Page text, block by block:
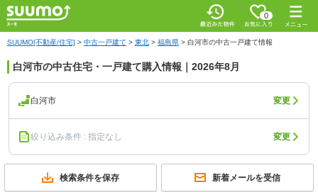
0
SUUMO[不動産/住宅] > 中古一戸建て > 東北 > 福島県 > 白河市の中古一戸建て情報
白河市の中古住宅・一戸建て購入情報｜2026年8月
白河市 変更
絞り込み条件 : 指定なし 変更
検索条件を保存 新着メールを受信